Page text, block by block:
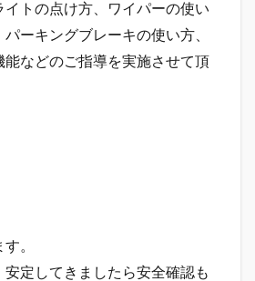
トの点け方、ワイパーの使い
ーキングブレーキの使い方、
などのご指導を実施させて頂
。
定してきましたら安全確認も